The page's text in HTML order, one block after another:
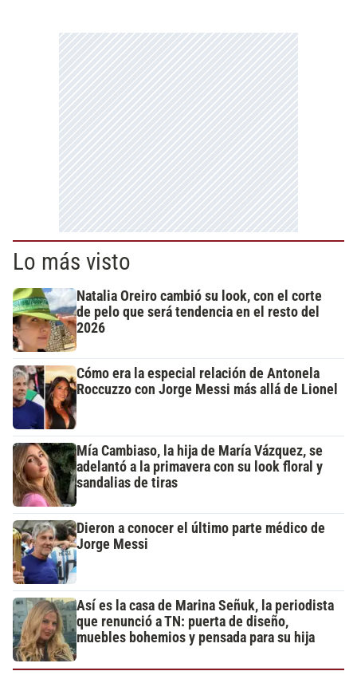
Lo más visto
Natalia Oreiro cambió su look, con el corte
de pelo que será tendencia en el resto del
2026
Cómo era la especial relación de Antonela
Roccuzzo con Jorge Messi más allá de Lionel
Mía Cambiaso, la hija de María Vázquez, se
adelantó a la primavera con su look floral y
sandalias de tiras
Dieron a conocer el último parte médico de
Jorge Messi
Así es la casa de Marina Señuk, la periodista
que renunció a TN: puerta de diseño,
muebles bohemios y pensada para su hija